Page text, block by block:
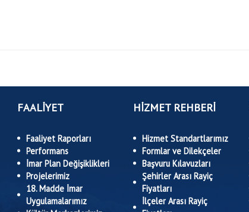
FAALİYET
Faaliyet Raporları
Performans
İmar Plan Değişiklikleri
Projelerimiz
18. Madde İmar
Uygulamalarımız
HİZMET REHBERİ
Hizmet Standartlarımız
Formlar ve Dilekçeler
Başvuru Kılavuzları
Şehirler Arası Rayiç
Fiyatları
İlçeler Arası Rayiç